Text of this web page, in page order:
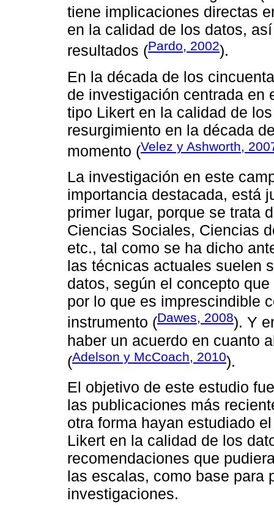
tiene implicaciones directas
en la calidad de los datos,
resultados (Pardo, 2002).
En la década de los
de investigación centrada en
tipo Likert en la calidad de
resurgimiento en la década
momento (Velez y Ashworth,
La investigación en este
importancia destacada, está
primer lugar, porque se trata
Ciencias Sociales, Ciencias
etc., tal como se ha dicho
las técnicas actuales suelen
datos, según el concepto
por lo que es imprescindible
instrumento (Dawes, 2008). Y
haber un acuerdo en cuanto
(Adelson y McCoach, 2010).
El objetivo de este estudio
las publicaciones más
otra forma hayan estudiado
Likert en la calidad de los
recomendaciones que
las escalas, como base para
investigaciones.